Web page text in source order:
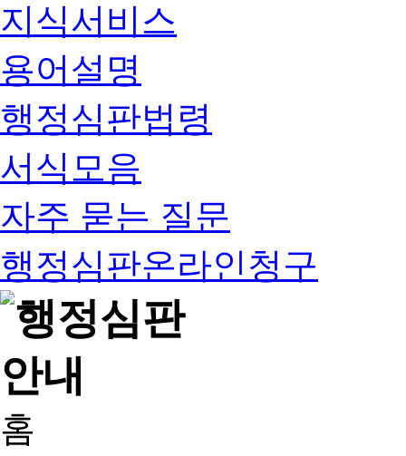
지식서비스
용어설명
행정심판법령
서식모음
자주 묻는 질문
행정심판온라인청구
홈